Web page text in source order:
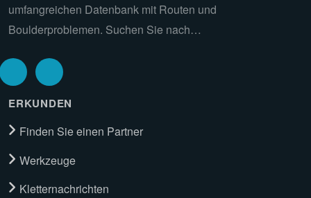
umfangreichen Datenbank mit Routen und
Boulderproblemen. Suchen Sie nach…
ERKUNDEN
Finden Sie einen Partner
Werkzeuge
Kletternachrichten